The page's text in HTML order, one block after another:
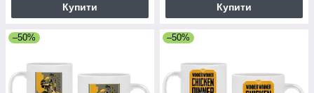
Купити Купити
–50% –50%